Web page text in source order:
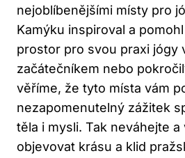
nejoblíbenějšími místy pro
Kamýku inspiroval a
prostor pro svou praxi jógy
začátečníkem nebo
věříme, že tyto místa vám
nezapomenutelný zážitek
těla i mysli. Tak neváhejte a
objevovat krásu a klid